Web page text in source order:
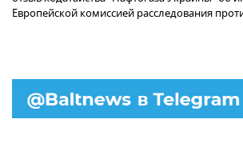
Европейской комиссией расследования